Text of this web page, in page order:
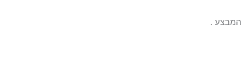
המבצע .